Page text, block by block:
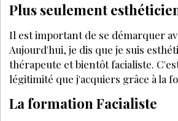
Plus seulement
Il est important de se démarquer
Aujourd'hui, je dis que je suis
thérapeute et bientôt facialiste.
légitimité que j'acquiers grâce à la
La formation Facialiste